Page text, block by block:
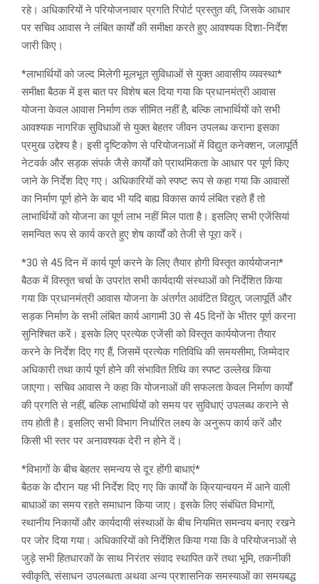
रहे। अधिकारियों ने परियोजनावार प्रगति रिपोर्ट प्रस्तुत की, जिसके आधार
पर सचिव आवास ने लंबित कार्यों की समीक्षा करते हुए आवश्यक दिशा-निर्देश
जारी किए।
*लाभार्थियों को जल्द मिलेगी मूलभूत सुविधाओं से युक्त आवासीय व्यवस्था*
समीक्षा बैठक में इस बात पर विशेष बल दिया गया कि प्रधानमंत्री आवास
योजना केवल आवास निर्माण तक सीमित नहीं है, बल्कि लाभार्थियों को सभी
आवश्यक नागरिक सुविधाओं से युक्त बेहतर जीवन उपलब्ध कराना इसका
प्रमुख उद्देश्य है। इसी दृष्टिकोण से परियोजनाओं में विद्युत कनेक्शन, जलापूर्ति
नेटवर्क और सड़क संपर्क जैसे कार्यों को प्राथमिकता के आधार पर पूर्ण किए
जाने के निर्देश दिए गए। अधिकारियों को स्पष्ट रूप से कहा गया कि आवासों
का निर्माण पूर्ण होने के बाद भी यदि बाह्य विकास कार्य लंबित रहते हैं तो
लाभार्थियों को योजना का पूर्ण लाभ नहीं मिल पाता है। इसलिए सभी एजेंसियां
समन्वित रूप से कार्य करते हुए शेष कार्यों को तेजी से पूरा करें।
*30 से 45 दिन में कार्य पूर्ण करने के लिए तैयार होगी विस्तृत कार्ययोजना*
बैठक में विस्तृत चर्चा के उपरांत सभी कार्यदायी संस्थाओं को निर्देशित किया
गया कि प्रधानमंत्री आवास योजना के अंतर्गत आवंटित विद्युत, जलापूर्ति और
सड़क निर्माण के सभी लंबित कार्य आगामी 30 से 45 दिनों के भीतर पूर्ण करना
सुनिश्चित करें। इसके लिए प्रत्येक एजेंसी को विस्तृत कार्ययोजना तैयार
करने के निर्देश दिए गए हैं, जिसमें प्रत्येक गतिविधि की समयसीमा, जिम्मेदार
अधिकारी तथा कार्य पूर्ण होने की संभावित तिथि का स्पष्ट उल्लेख किया
जाएगा। सचिव आवास ने कहा कि योजनाओं की सफलता केवल निर्माण कार्यों
की प्रगति से नहीं, बल्कि लाभार्थियों को समय पर सुविधाएं उपलब्ध कराने से
तय होती है। इसलिए सभी विभाग निर्धारित लक्ष्य के अनुरूप कार्य करें और
किसी भी स्तर पर अनावश्यक देरी न होने दें।
*विभागों के बीच बेहतर समन्वय से दूर होंगी बाधाएं*
बैठक के दौरान यह भी निर्देश दिए गए कि कार्यों के क्रियान्वयन में आने वाली
बाधाओं का समय रहते समाधान किया जाए। इसके लिए संबंधित विभागों,
स्थानीय निकायों और कार्यदायी संस्थाओं के बीच नियमित समन्वय बनाए रखने
पर जोर दिया गया। अधिकारियों को निर्देशित किया गया कि वे परियोजनाओं से
जुड़े सभी हितधारकों के साथ निरंतर संवाद स्थापित करें तथा भूमि, तकनीकी
स्वीकृति, संसाधन उपलब्धता अथवा अन्य प्रशासनिक समस्याओं का समयबद्ध